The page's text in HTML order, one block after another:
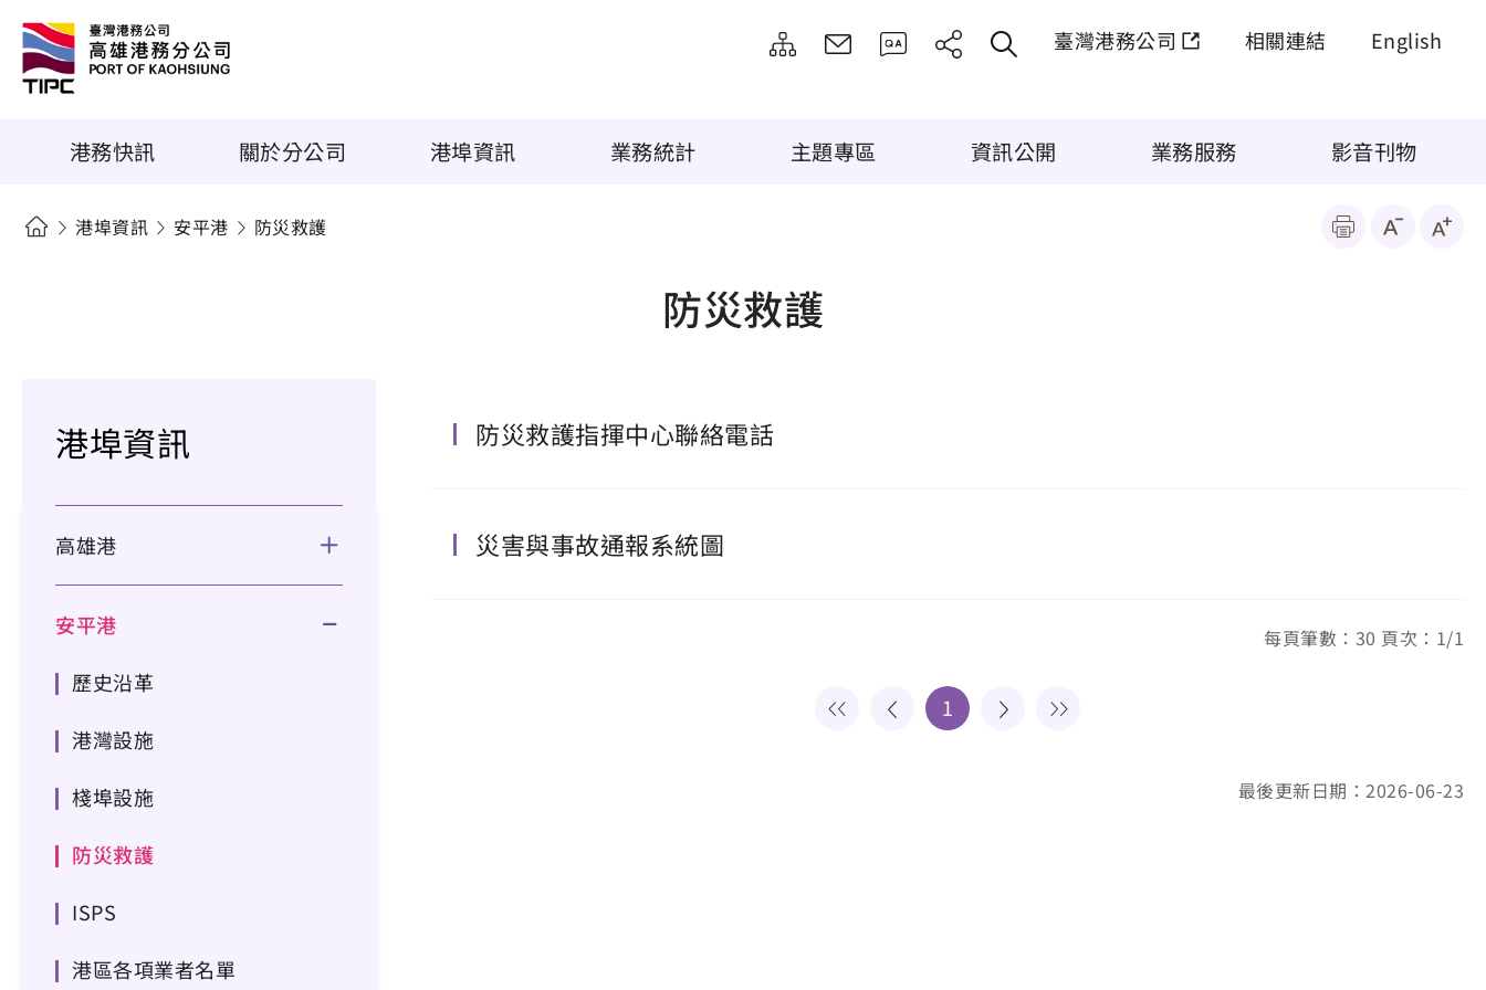
臺灣港務公司 相關連結 English
港務快訊 關於分公司 港埠資訊 業務統計 主題專區 資訊公開 業務服務 影音刊物
港埠資訊 安平港 防災救護
防災救護
港埠資訊
高雄港
安平港
歷史沿革
港灣設施
棧埠設施
防災救護
ISPS
港區各項業者名單
防災救護指揮中心聯絡電話
災害與事故通報系統圖
每頁筆數：30 頁次：1/1
1
最後更新日期：2026-06-23